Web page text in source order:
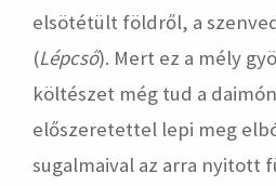
elsötétült földről, a
(Lépcső). Mert ez a mély
költészet még tud a daimón
előszeretettel lepi meg
sugalmaival az arra nyitott